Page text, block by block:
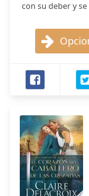
con su deber y